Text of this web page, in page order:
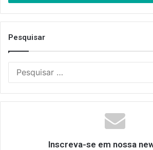
Pesquisar
Inscreva-se em nossa